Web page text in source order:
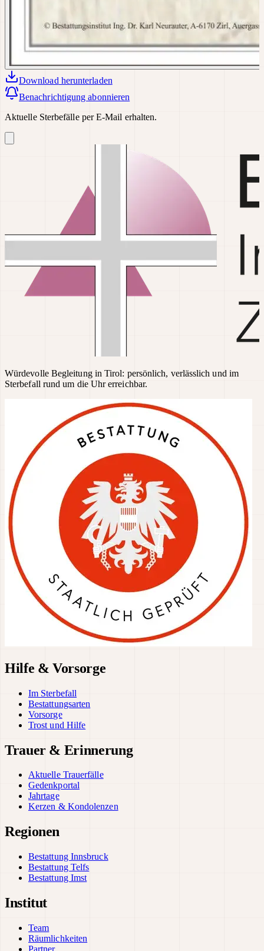
Download herunterladen
Benachrichtigung abonnieren
Aktuelle Sterbefälle per E-Mail erhalten.
Würdevolle Begleitung in Tirol: persönlich, verlässlich und im
Sterbefall rund um die Uhr erreichbar.
Hilfe & Vorsorge
Im Sterbefall
Bestattungsarten
Vorsorge
Trost und Hilfe
Trauer & Erinnerung
Aktuelle Trauerfälle
Gedenkportal
Jahrtage
Kerzen & Kondolenzen
Regionen
Bestattung Innsbruck
Bestattung Telfs
Bestattung Imst
Institut
Team
Räumlichkeiten
Partner